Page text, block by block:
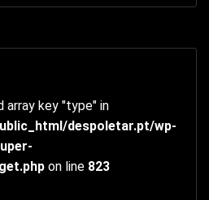
array key "type" in
despoletar.pt/wp-
on line 823